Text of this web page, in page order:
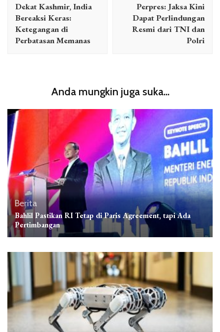
Dekat Kashmir, India
Bereaksi Keras:
Ketegangan di
Perbatasan Memanas
Perpres: Jaksa Kini
Dapat Perlindungan
Resmi dari TNI dan
Polri
Anda mungkin juga suka...
Berita
Bahlil Pastikan RI Tetap di Paris Agreement, tapi Ada
Pertimbangan